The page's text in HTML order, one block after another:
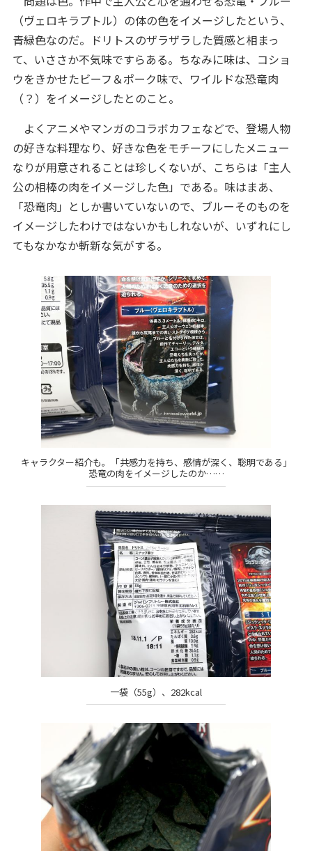
（ヴェロキラプトル）の体の色をイメージしたという、
青緑色なのだ。ドリトスのザラザラした質感と相まっ
て、いささか不気味ですらある。ちなみに味は、コショ
ウをきかせたビーフ＆ポーク味で、ワイルドな恐竜肉
（？）をイメージしたとのこと。
よくアニメやマンガのコラボカフェなどで、登場人物
の好きな料理なり、好きな色をモチーフにしたメニュー
なりが用意されることは珍しくないが、こちらは「主人
公の相棒の肉をイメージした色」である。味はまあ、
「恐竜肉」としか書いていないので、ブルーそのものを
イメージしたわけではないかもしれないが、いずれにし
てもなかなか斬新な気がする。
キャラクター紹介も。「共感力を持ち、感情が深く、聡明である」
恐竜の肉をイメージしたのか……
一袋（55g）、282kcal